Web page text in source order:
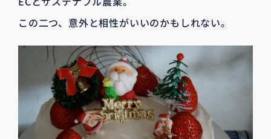
この二つ、意外と相性がいいのかもしれない。